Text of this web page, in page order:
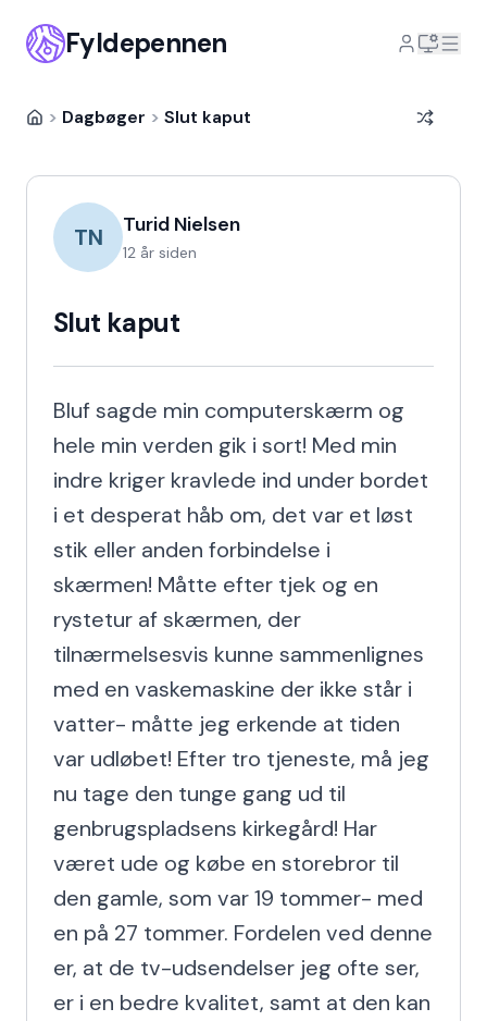
Fyldepennen
> Dagbøger > Slut kaput
TN Turid Nielsen
12 år siden
Slut kaput
Bluf sagde min computerskærm og
hele min verden gik i sort! Med min
indre kriger kravlede ind under bordet
i et desperat håb om, det var et løst
stik eller anden forbindelse i
skærmen! Måtte efter tjek og en
rystetur af skærmen, der
tilnærmelsesvis kunne sammenlignes
med en vaskemaskine der ikke står i
vatter- måtte jeg erkende at tiden
var udløbet! Efter tro tjeneste, må jeg
nu tage den tunge gang ud til
genbrugspladsens kirkegård! Har
været ude og købe en storebror til
den gamle, som var 19 tommer- med
en på 27 tommer. Fordelen ved denne
er, at de tv-udsendelser jeg ofte ser,
er i en bedre kvalitet, samt at den kan